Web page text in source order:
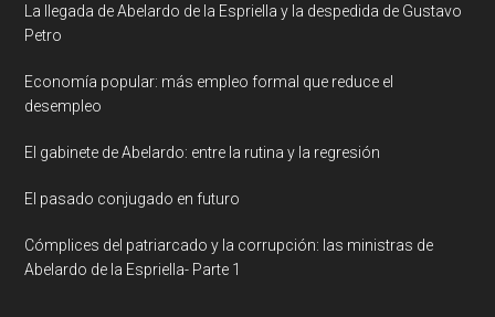
La llegada de Abelardo de la Espriella y la despedida de Gustavo
Petro
Economía popular: más empleo formal que reduce el
desempleo
El gabinete de Abelardo: entre la rutina y la regresión
El pasado conjugado en futuro
Cómplices del patriarcado y la corrupción: las ministras de
Abelardo de la Espriella- Parte 1